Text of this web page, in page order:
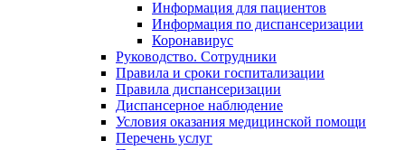
Информация для пациентов
Информация по диспансеризации
Коронавирус
Руководство. Сотрудники
Правила и сроки госпитализации
Правила диспансеризации
Диспансерное наблюдение
Условия оказания медицинской помощи
Перечень услуг